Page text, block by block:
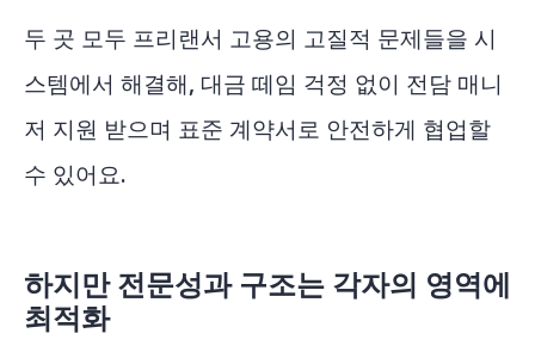
두 곳 모두 프리랜서 고용의 고질적 문제들을 시
스템에서 해결해, 대금 떼임 걱정 없이 전담 매니
저 지원 받으며 표준 계약서로 안전하게 협업할
수 있어요.
하지만 전문성과 구조는 각자의 영역에
최적화